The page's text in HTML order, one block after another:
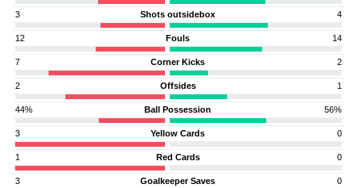
3 Shots outsidebox 4
12 Fouls 14
7 Corner Kicks 2
2 Offsides 1
44% Ball Possession 56%
3 Yellow Cards 0
1 Red Cards 0
3 Goalkeeper Saves 0